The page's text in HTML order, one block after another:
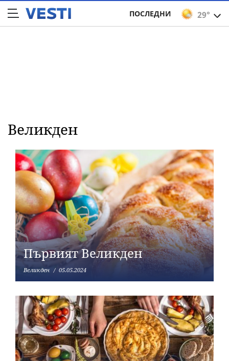
29°
ПОСЛЕДНИ
Великден
Първият Великден
Великден 05.05.2024